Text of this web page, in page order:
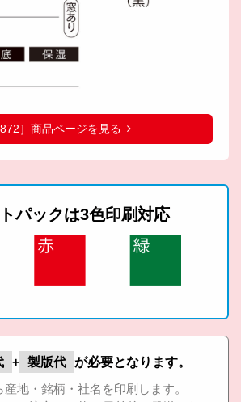
872］商品ページを見る
パックは3色印刷対応
+ 製版代 が必要となります。
地・銘柄・社名を印刷します。